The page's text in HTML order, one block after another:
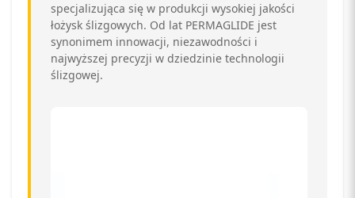
specjalizująca się w produkcji wysokiej jakości
łożysk ślizgowych. Od lat PERMAGLIDE jest
synonimem innowacji, niezawodności i
najwyższej precyzji w dziedzinie technologii
ślizgowej.